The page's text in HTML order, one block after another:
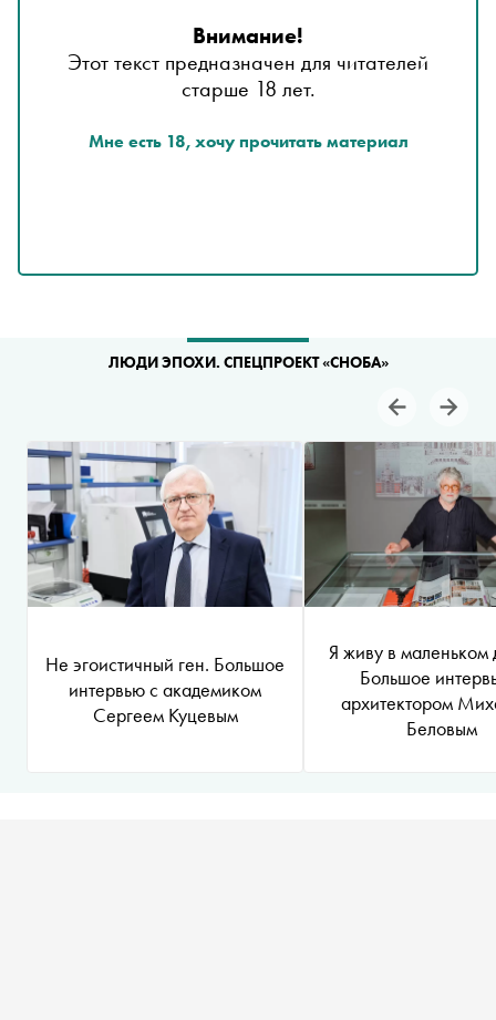
Внимание!
Этот текст предназначен для читателей
старше 18 лет.
Мне есть 18, хочу прочитать материал
ЛЮДИ ЭПОХИ. СПЕЦПРОЕКТ «СНОБА»
Не эгоистичный ген. Большое
интервью с академиком
Сергеем Куцевым
Я живу в маленьком
Большое
архитектором
Беловым